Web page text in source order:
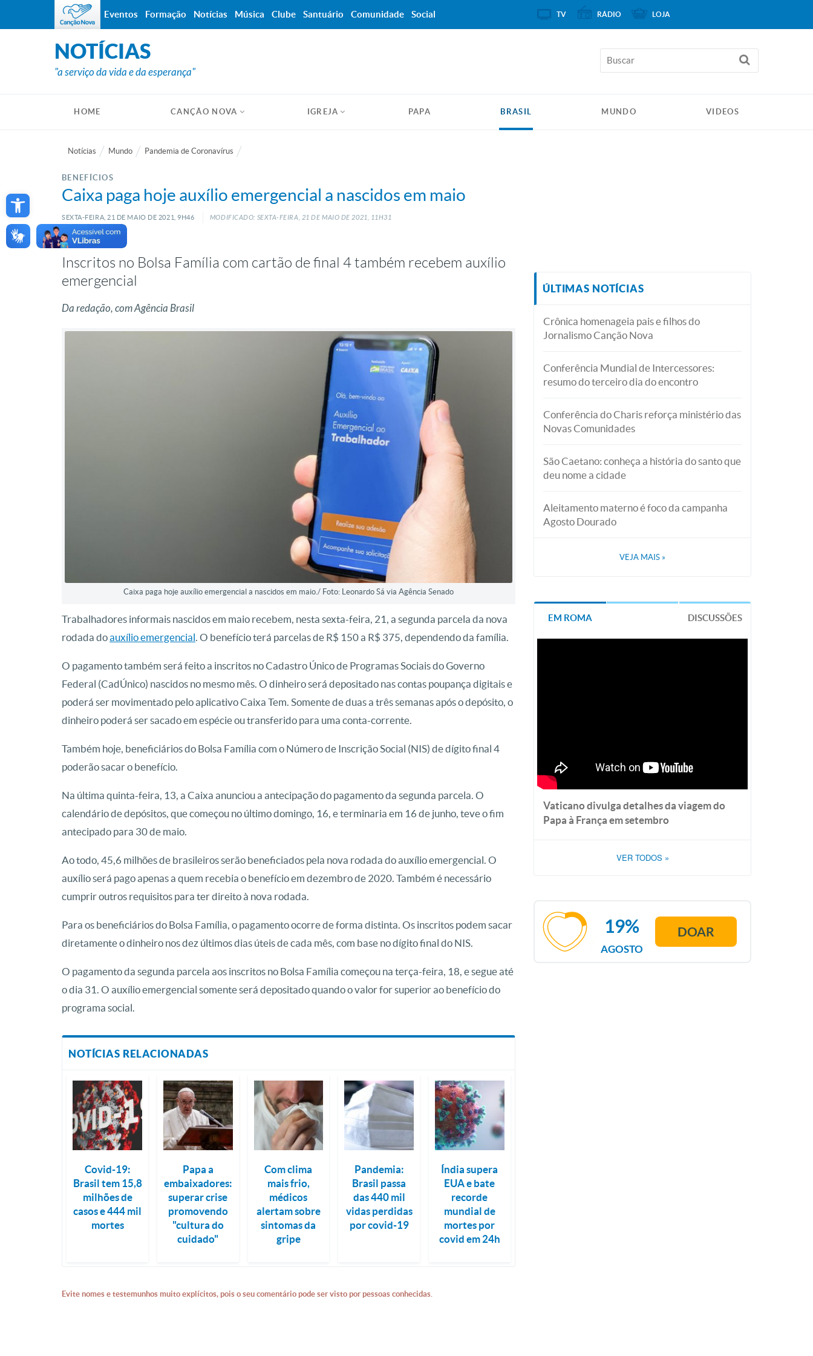
Open toolbar
NOTÍCIAS
"a serviço da vida e da esperança"
HOME CANÇÃO NOVA IGREJA PAPA BRASIL MUNDO VIDEOS
Notícias Mundo Pandemia de Coronavírus
BENEFÍCIOS
Caixa paga hoje auxílio emergencial a nascidos em maio
SEXTA-FEIRA, 21 DE MAIO DE 2021, 9H46 MODIFICADO: SEXTA-FEIRA, 21 DE MAIO DE2021, 11H31
Inscritos no Bolsa Família com cartão de final 4 também recebem auxílio
emergencial
Da redação, com Agência Brasil
Caixa paga hoje auxílio emergencial a nascidos em maio./ Foto: Leonardo Sá via Agência Senado
Trabalhadores informais nascidos em maio recebem, nesta sexta-feira, 21, a segunda parcela da nova
rodada doauxílio emergencial. O benefício terá parcelas de R$ 150 a R$ 375, dependendo da família.
O pagamento também será feito a inscritos no Cadastro Único de Programas Sociais do Governo
Federal (CadÚnico) nascidos no mesmo mês. O dinheiro será depositado nas contas poupança digitais e
poderá ser movimentado pelo aplicativo Caixa Tem. Somente de duas a três semanas após o depósito, o
dinheiro poderá ser sacado em espécie ou transferido para uma conta-corrente.
Também hoje, beneficiários do Bolsa Família com o Número de Inscrição Social (NIS) de dígito final 4
poderão sacar o benefício.
Na última quinta-feira, 13, a Caixa anunciou a antecipação do pagamento da segunda parcela. O
calendário de depósitos, que começou no último domingo, 16, e terminaria em 16 de junho, teve o fim
antecipado para 30 de maio.
Ao todo, 45,6 milhões de brasileiros serão beneficiados pela nova rodada do auxílio emergencial. O
auxílio será pago apenas a quem recebia o benefício em dezembro de 2020. Também é necessário
cumprir outros requisitos para ter direito à nova rodada.
Para os beneficiários do Bolsa Família, o pagamento ocorre de forma distinta. Os inscritos podem sacar
diretamente o dinheiro nos dez últimos dias úteis de cada mês, com base no dígito final do NIS.
O pagamento da segunda parcela aos inscritos no Bolsa Família começou na terça-feira, 18, e segue até
o dia 31. O auxílio emergencial somente será depositado quando o valor for superior ao benefício do
programa social.
NOTÍCIAS RELACIONADAS
Covid-19:
Brasil tem 15,8
milhões de
casos e 444 mil
mortes
Papa a
embaixadores:
superar crise
promovendo
"cultura do
cuidado"
Com clima
mais frio,
médicos
alertam sobre
sintomas da
gripe
Pandemia:
Brasil passa
das 440 mil
vidas perdidas
por covid-19
Índia supera
EUA e bate
recorde
mundial de
mortes por
covid em 24h
Evite nomes e testemunhos muito explícitos, pois o seu comentário pode ser visto por pessoas conhecidas.
ÚLTIMAS NOTÍCIAS
Crônica homenageia pais e filhos do
Jornalismo Canção Nova
Conferência Mundial de Intercessores:
resumo do terceiro dia do encontro
Conferência do Charis reforça ministério das
Novas Comunidades
São Caetano: conheça a história do santo que
deu nome a cidade
Aleitamento materno é foco da campanha
Agosto Dourado
VEJA MAIS »
EM ROMA DISCUSSÕES
Vaticano divulga detalhes da viagem do
Papa à França em setembro
VER TODOS »
AGOSTO
19% DOAR
Eventos Formação Notícias Música Clube Santuário Comunidade Social TV RÁDIO LOJA